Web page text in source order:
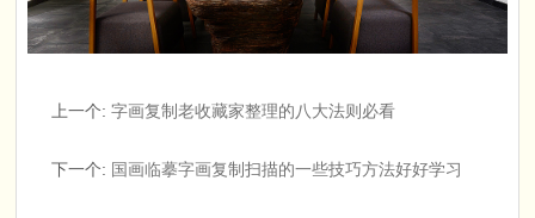
上一个: 字画复制老收藏家整理的八大法则必看
下一个: 国画临摹字画复制扫描的一些技巧方法好好学习